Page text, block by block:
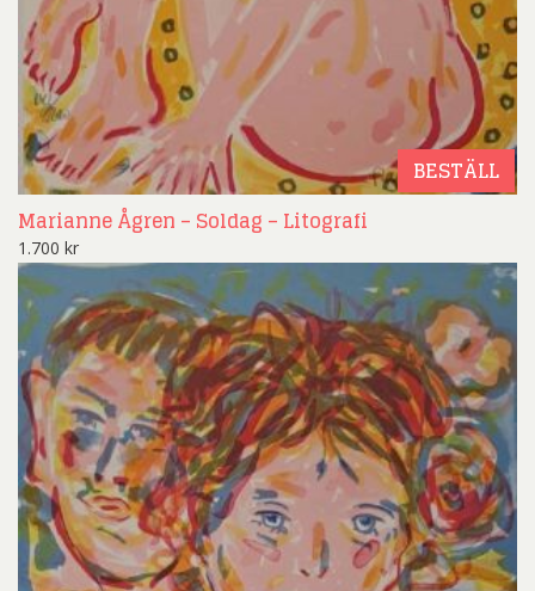
BESTÄLL
Marianne Ågren – Soldag – Litografi
1.700 kr